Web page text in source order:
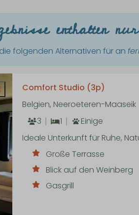
enthalten
folgenden Alternativen für an
Comfort Studio (3p)
Belgien, Neeroeteren-Maaseik
3
1
Einige
Ideale Unterkunft für Ruhe,
Große Terrasse
Blick auf den Weinberg
Gasgrill